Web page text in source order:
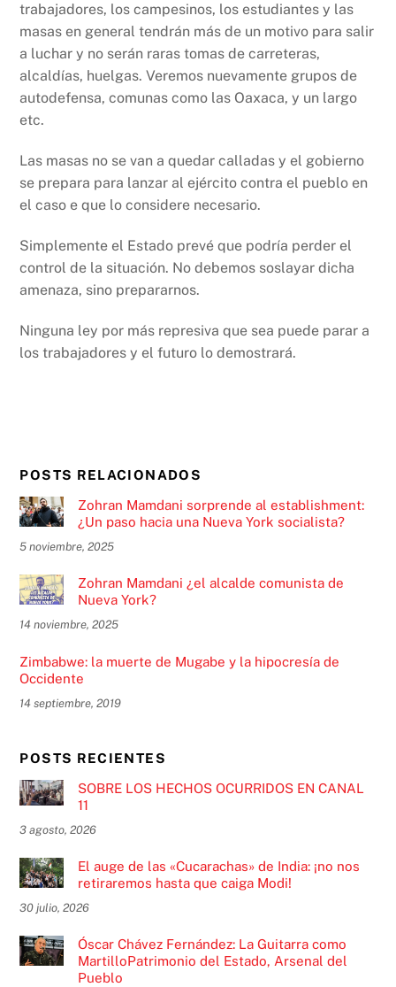
trabajadores, los campesinos, los estudiantes y las
masas en general tendrán más de un motivo para salir
a luchar y no serán raras tomas de carreteras,
alcaldías, huelgas. Veremos nuevamente grupos de
autodefensa, comunas como las Oaxaca, y un largo
etc.
Las masas no se van a quedar calladas y el gobierno
se prepara para lanzar al ejército contra el pueblo en
el caso e que lo considere necesario.
Simplemente el Estado prevé que podría perder el
control de la situación. No debemos soslayar dicha
amenaza, sino prepararnos.
Ninguna ley por más represiva que sea puede parar a
los trabajadores y el futuro lo demostrará.
POSTS RELACIONADOS
Zohran Mamdani sorprende al establishment:
¿Un paso hacia una Nueva York socialista?
5 noviembre, 2025
Zohran Mamdani ¿el alcalde comunista de
Nueva York?
14 noviembre, 2025
Zimbabwe: la muerte de Mugabe y la hipocresía de
Occidente
14 septiembre, 2019
POSTS RECIENTES
SOBRE LOS HECHOS OCURRIDOS EN CANAL
11
3 agosto, 2026
El auge de las «Cucarachas» de India: ¡no nos
retiraremos hasta que caiga Modi!
30 julio, 2026
Óscar Chávez Fernández: La Guitarra como
MartilloPatrimonio del Estado, Arsenal del
Pueblo